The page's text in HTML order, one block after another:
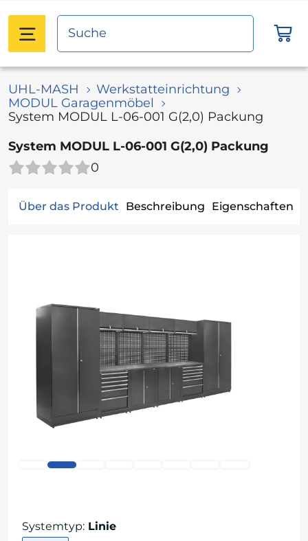
UHL-MASH
Werkstatteinrichtung
MODUL Garagenmöbel
System MODUL L-06-001 G(2,0) Packung
System MODUL L-06-001 G(2,0) Packung
0
Über das Produkt Beschreibung Eigenschaften
Systemtyp: Linie